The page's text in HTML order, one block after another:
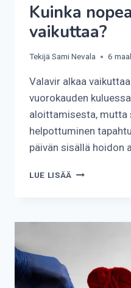
Kuinka
vaikuttaa?
TekijäSami Nevala 6
Valavir alkaa
vuorokauden
aloittamisesta, mutta
helpottuminen
päivän sisällä hoidon
LUE LISÄÄ KUINKA